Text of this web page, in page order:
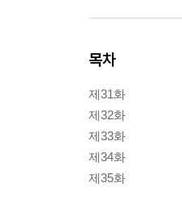
목차
제31화
제32화
제33화
제34화
제35화